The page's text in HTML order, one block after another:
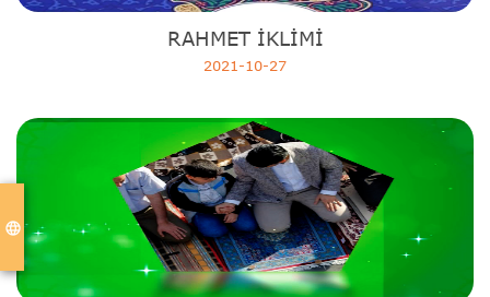
language
RAHMET İKLİMİ
2021-10-27